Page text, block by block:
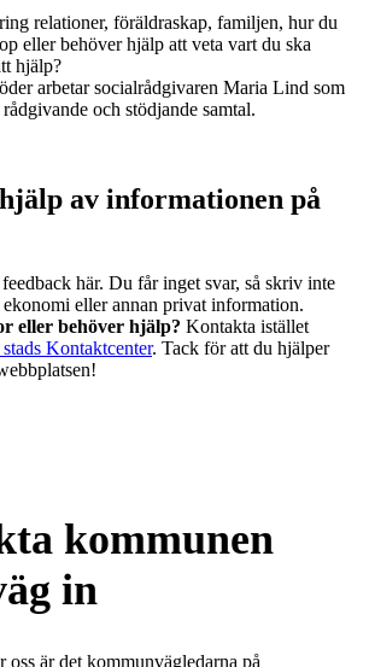
relationer, föräldraskap, familjen, hur du
eller behöver hjälp att veta vart du ska
hjälp?
arbetar socialrådgivaren Maria Lind som
och stödjande samtal.
av informationen på
här. Du får inget svar, så skriv inte
eller annan privat information.
eller behöver hjälp? Kontakta istället
Kontaktcenter. Tack för att du hjälper
kommunen
in
oss är det kommunvägledarna på